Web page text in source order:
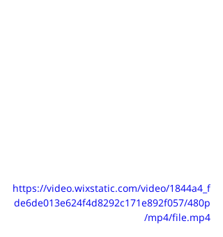
https://video.wixstatic.com/video/1844a4_f
de6de013e624f4d8292c171e892f057/480p
/mp4/file.mp4